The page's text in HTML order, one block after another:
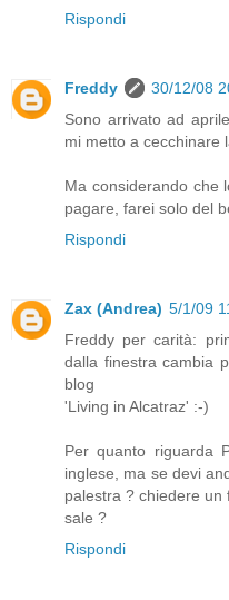
Rispondi
Freddy
30/12/08
Sono arrivato ad
mi metto a cecchinare
Ma considerando che
pagare, farei solo del
Rispondi
Zax (Andrea) 5/1/09
Freddy per carità:
dalla finestra cambia
blog
'Living in Alcatraz' :-)
Per quanto riguarda
inglese, ma se devi
palestra ? chiedere un
sale ?
Rispondi